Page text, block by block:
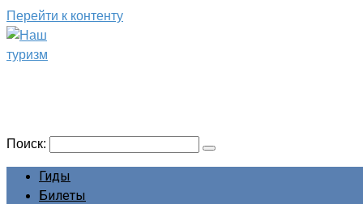
Перейти к контенту
Поиск:
Гиды
Билеты